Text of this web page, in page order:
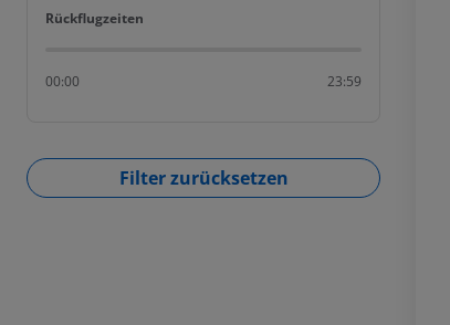
Rückflugzeiten
Rückflugzeiten
00:00 23:59
Filter zurücksetzen